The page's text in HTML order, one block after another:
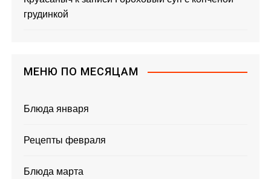
грудинкой
МЕНЮ ПО МЕСЯЦАМ
Блюда января
Рецепты февраля
Блюда марта